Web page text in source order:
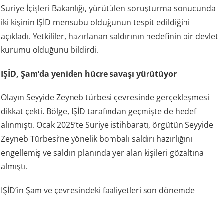
Suriye İçişleri Bakanlığı, yürütülen soruşturma sonucunda
iki kişinin IŞİD mensubu olduğunun tespit edildiğini
açıkladı. Yetkililer, hazırlanan saldırının hedefinin bir devlet
kurumu olduğunu bildirdi.
IŞİD, Şam’da yeniden hücre savaşı yürütüyor
Olayın Seyyide Zeyneb türbesi çevresinde gerçekleşmesi
dikkat çekti. Bölge, IŞİD tarafından geçmişte de hedef
alınmıştı. Ocak 2025’te Suriye istihbaratı, örgütün Seyyide
Zeyneb Türbesi’ne yönelik bombalı saldırı hazırlığını
engellemiş ve saldırı planında yer alan kişileri gözaltına
almıştı.
IŞİD’in Şam ve çevresindeki faaliyetleri son dönemde